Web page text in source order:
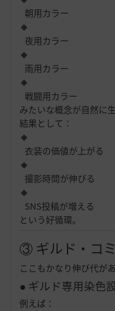
朝用カラー
夜用カラー
雨用カラー
戦闘用カラー
みたいな概念が自然に生
結果として：
衣装の価値が上がる
撮影時間が伸びる
SNS投稿が増える
という好循環。
③ ギルド・コ
ここもかなり伸び代があ
● ギルド専用染色
例えば：